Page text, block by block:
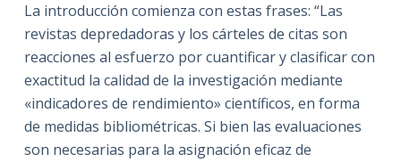
La introducción comienza con estas frases: “Las
revistas depredadoras y los cárteles de citas son
reacciones al esfuerzo por cuantificar y clasificar con
exactitud la calidad de la investigación mediante
«indicadores de rendimiento» científicos, en forma
de medidas bibliométricas. Si bien las evaluaciones
son necesarias para la asignación eficaz de